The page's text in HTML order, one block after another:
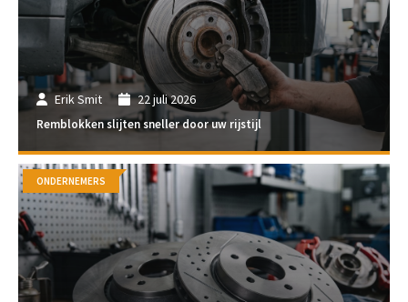
Erik Smit 22 juli 2026
Remblokken slijten sneller door uw rijstijl
ONDERNEMERS